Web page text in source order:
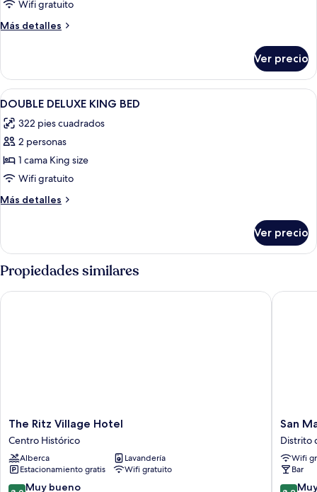
Wifi gratuito
Más detalles
Más
Ver precio
Abrir
todas
las
fotos
de
DOUBLE
DELUXE
KING
Escritorio y espacio para trabajar con
13
DOUBLE DELUXE KING BED
322 pies cuadrados
2 personas
1 cama King size
Wifi gratuito
Más detalles
Más
DELUXE
KING
BED
Ver precio
Propiedades similares
The
Ritz
Village
Hotel
Centro
Histórico
The Ritz Village Hotel
Centro Histórico
Alberca
Lavandería
Estacionamiento gratis
Wifi gratuito
8.0 Muy bueno
The Ritz Village Hotel
San
Marco
Hotel
&
Casino
Distrito
San
Distrito
Wifi
Bar
8.2
San